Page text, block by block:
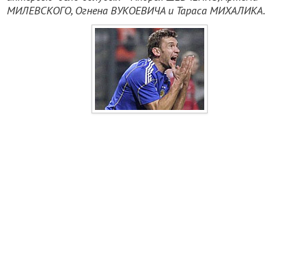
МИЛЕВСКОГО, Огнена ВУКОЕВИЧА и Тараса МИХАЛИКА.